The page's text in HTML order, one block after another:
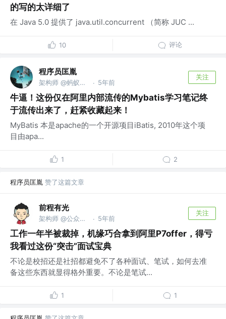
的写的太详细了
在 Java 5.0 提供了 java.util.concurrent （简称 JUC ...
10 评论
程序员匡胤
架构师 @蚂蚁金服 · 5年前
关注
牛逼！这份仅在阿里内部流传的Mybatis学习笔记终
于流传出来了，赶紧收藏起来！
MyBatis 本是apache的一个开源项目iBatis, 2010年这个项
目由apa...
1 2
程序员匡胤 赞了这篇文章
前程有光
架构师 @公众号：前程有光 · 5年前
关注
工作一年半被裁掉，机缘巧合拿到阿里P7offer，得亏
我看过这份“突击”面试宝典
不论是校招还是社招都避免不了各种⾯试、笔试，如何去准
备这些东⻄就显得格外重要。不论是笔试...
1 1